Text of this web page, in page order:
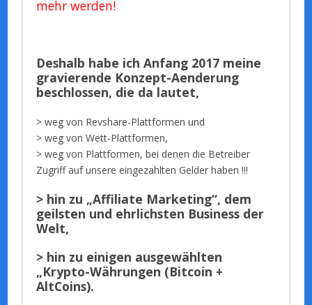
mehr werden!
Deshalb habe ich Anfang 2017 meine
gravierende Konzept-Aenderung
beschlossen, die da lautet,
> weg von Revshare-Plattformen und
> weg von Wett-Plattformen,
> weg von Plattformen, bei denen die Betreiber
Zugriff auf unsere eingezahlten Gelder haben !!!
> hin zu „Affiliate Marketing“, dem
geilsten und ehrlichsten Business der
Welt,
> hin zu einigen ausgewählten
„Krypto-Währungen (Bitcoin +
AltCoins).